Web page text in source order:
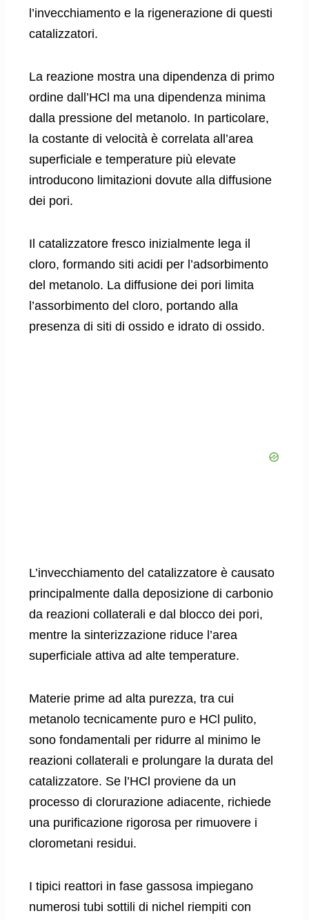
l’invecchiamento e la rigenerazione di questi
catalizzatori.
La reazione mostra una dipendenza di primo
ordine dall’HCl ma una dipendenza minima
dalla pressione del metanolo. In particolare,
la costante di velocità è correlata all’area
superficiale e temperature più elevate
introducono limitazioni dovute alla diffusione
dei pori.
Il catalizzatore fresco inizialmente lega il
cloro, formando siti acidi per l’adsorbimento
del metanolo. La diffusione dei pori limita
l’assorbimento del cloro, portando alla
presenza di siti di ossido e idrato di ossido.
L’invecchiamento del catalizzatore è causato
principalmente dalla deposizione di carbonio
da reazioni collaterali e dal blocco dei pori,
mentre la sinterizzazione riduce l’area
superficiale attiva ad alte temperature.
Materie prime ad alta purezza, tra cui
metanolo tecnicamente puro e HCl pulito,
sono fondamentali per ridurre al minimo le
reazioni collaterali e prolungare la durata del
catalizzatore. Se l’HCl proviene da un
processo di clorurazione adiacente, richiede
una purificazione rigorosa per rimuovere i
clorometani residui.
I tipici reattori in fase gassosa impiegano
numerosi tubi sottili di nichel riempiti con